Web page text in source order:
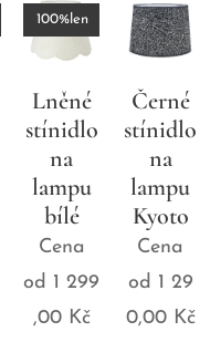
Lněné
stínidlo
na
lampu
bílé
100%len
Cena
od 1 299
,00Kč
Černé
stínidlo
na
lampu
Kyoto
Cena
od 1 29
0,00Kč